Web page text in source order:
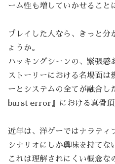
ーム性も増していかせること
プレイした人なら、きっと分
ょうか。
ハッキングシーンの、緊張感
ストーリーにおける名場面は
ーとシステムの全てが融合
burst error』における真骨頂
近年は、洋ゲーではナラティ
シナリオにしか興味を持てな
これは理解されにくい概念な